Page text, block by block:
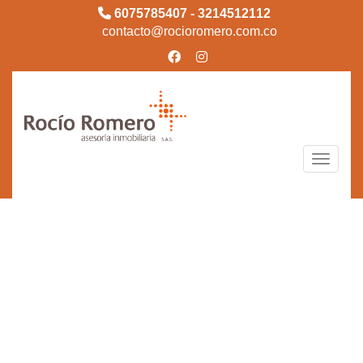
6075785407 - 3214512112
contacto@rocioromero.com.co
Toggle